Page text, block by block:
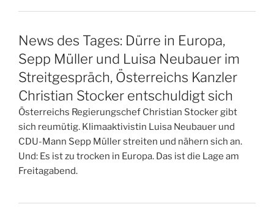
News des Tages: Dürre in Europa,
Sepp Müller und Luisa Neubauer im
Streitgespräch, Österreichs Kanzler
Christian Stocker entschuldigt sich
Österreichs Regierungschef Christian Stocker gibt
sich reumütig. Klimaaktivistin Luisa Neubauer und
CDU-Mann Sepp Müller streiten und nähern sich an.
Und: Es ist zu trocken in Europa. Das ist die Lage am
Freitagabend.